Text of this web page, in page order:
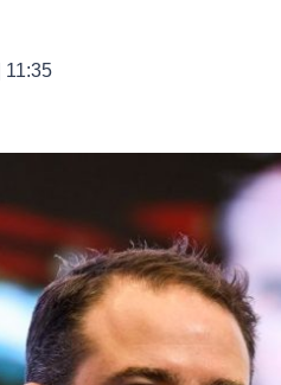
11:35